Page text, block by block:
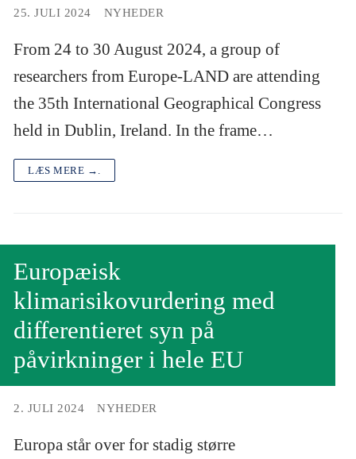
25. JULI 2024 NYHEDER
From 24 to 30 August 2024, a group of
researchers from Europe-LAND are attending
the 35th International Geographical Congress
held in Dublin, Ireland. In the frame…
LÆS MERE →.
Europæisk
klimarisikovurdering med
differentieret syn på
påvirkninger i hele EU
2. JULI 2024 NYHEDER
Europa står over for stadig større